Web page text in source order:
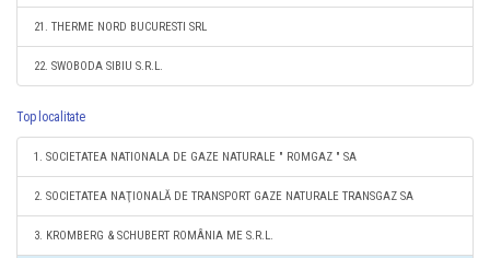
21. THERME NORD BUCURESTI SRL
22. SWOBODA SIBIU S.R.L.
Top localitate
1. SOCIETATEA NATIONALA DE GAZE NATURALE " ROMGAZ " SA
2. SOCIETATEA NAŢIONALĂ DE TRANSPORT GAZE NATURALE TRANSGAZ SA
3. KROMBERG & SCHUBERT ROMÂNIA ME S.R.L.